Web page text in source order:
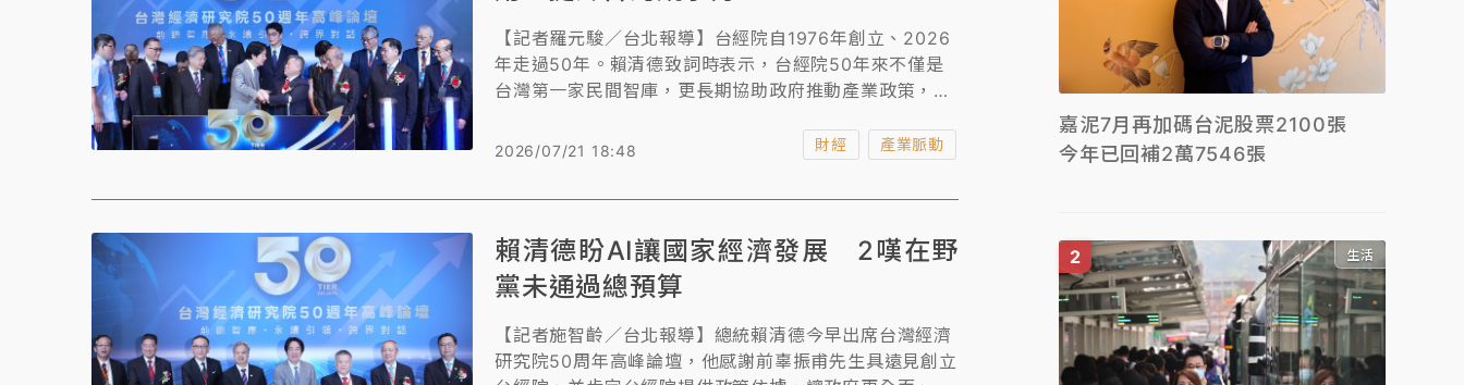
【記者羅元駿／台北報導】台經院自1976年創立、2026
年走過50年。賴清德致詞時表示，台經院50年來不僅是
台灣第一家民間智庫，更長期協助政府推動產業政策，從
決策支持。面對AI時代，政府將推動「AI新十大建設」，
光子、量子運算、機器人三大關鍵技術，同時投入資源協
圈，提升台灣長期競爭力與永續發展。
2026/07/21 18:48 財經 產業脈動
賴清德盼AI讓國家經濟發展 2嘆在野
黨未通過總預算
【記者施智齡／台北報導】總統賴清德今早出席台灣經濟
研究院50周年高峰論壇，他感謝前辜振甫先生具遠見創立
嘉泥7月再加碼台泥股票2100張
今年已回補2萬7546張
生活